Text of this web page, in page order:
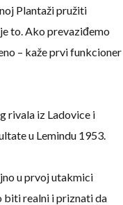
Plantaži pružiti
to. Ako prevaziđemo
– kaže prvi funkcioner
rivala iz Ladovice i
u Lemindu 1953.
u prvoj utakmici
biti realni i priznati da